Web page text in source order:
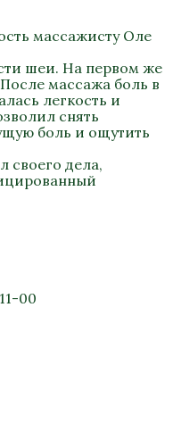
массажисту Оле
шеи. На первом же
массажа боль в
легкость и
снять
боль и ощутить
своего дела,
00